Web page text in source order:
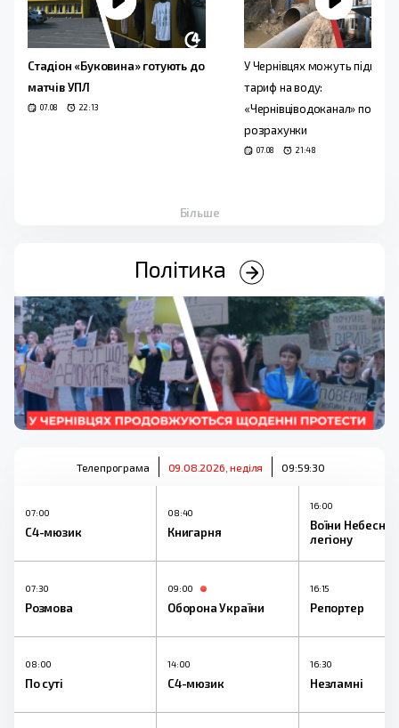
Стадіон «Буковина» готують до
матчів УПЛ
07.08 22:13
У Чернівцях можуть
тариф на воду:
«Чернівціводоканал» подав
розрахунки
07.08 21:48
Більше
Політика
Телепрограма 09.08.2026, неділя 09:59:30
07:00
С4-мюзик
07:30
Розмова
08:00
По суті
08:40
Книгарня
09:00
Оборона України
14:00
С4-мюзик
16:00
Воїни
легіону
16:15
Репортер
16:30
Незламні